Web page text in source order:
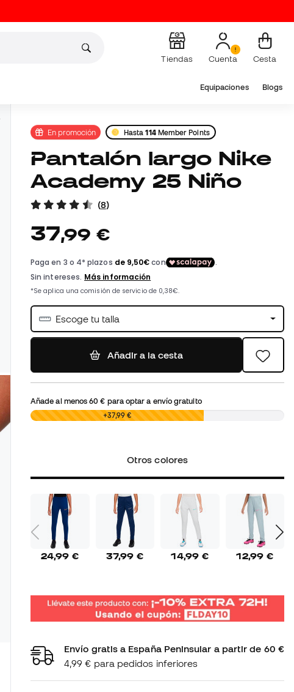
Tiendas Cuenta Cesta
Equipaciones Blogs
En promoción Hasta114Member Points
Pantalón largo Nike
Academy 25 Niño
(8)
37,99 €
Escoge tu talla
Añadir a la cesta
Añade al menos60 € para optar a envío gratuito
0,00 € +37,99 €
Otros colores
24,99 € 37,99 € 14,99 € 12,99 €
Envío gratis a España Peninsular a partir de 60 €
4,99 € para pedidos inferiores